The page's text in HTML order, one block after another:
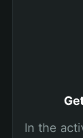
In the